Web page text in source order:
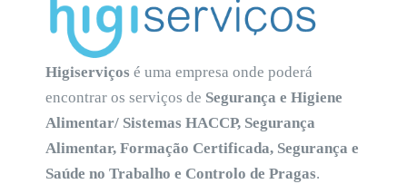
Higiserviços é uma empresa onde poderá
encontrar os serviços de Segurança e Higiene
Alimentar/ Sistemas HACCP, Segurança
Alimentar, Formação Certificada, Segurança e
Saúde no Trabalho e Controlo de Pragas.